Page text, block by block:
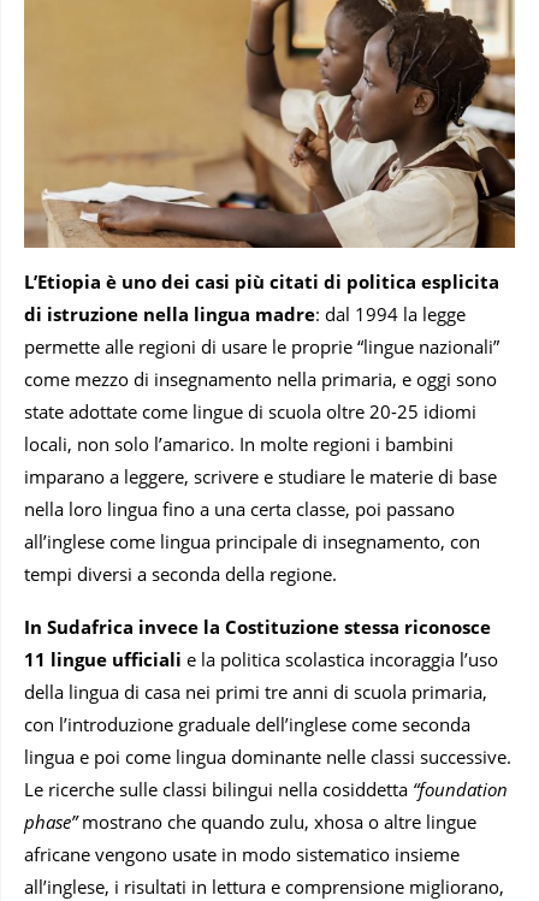
L’Etiopia è uno dei casi più citati di politica esplicita
di istruzione nella lingua madre: dal 1994 la legge
permette alle regioni di usare le proprie “lingue nazionali”
come mezzo di insegnamento nella primaria, e oggi sono
state adottate come lingue di scuola oltre 20-25 idiomi
locali, non solo l’amarico. In molte regioni i bambini
imparano a leggere, scrivere e studiare le materie di base
nella loro lingua fino a una certa classe, poi passano
all’inglese come lingua principale di insegnamento, con
tempi diversi a seconda della regione.
In Sudafrica invece la Costituzione stessa riconosce
11 lingue ufficiali e la politica scolastica incoraggia l’uso
della lingua di casa nei primi tre anni di scuola primaria,
con l’introduzione graduale dell’inglese come seconda
lingua e poi come lingua dominante nelle classi successive.
Le ricerche sulle classi bilingui nella cosiddetta “foundation
phase”mostrano che quando zulu, xhosa o altre lingue
africane vengono usate in modo sistematico insieme
all’inglese, i risultati in lettura e comprensione migliorano,